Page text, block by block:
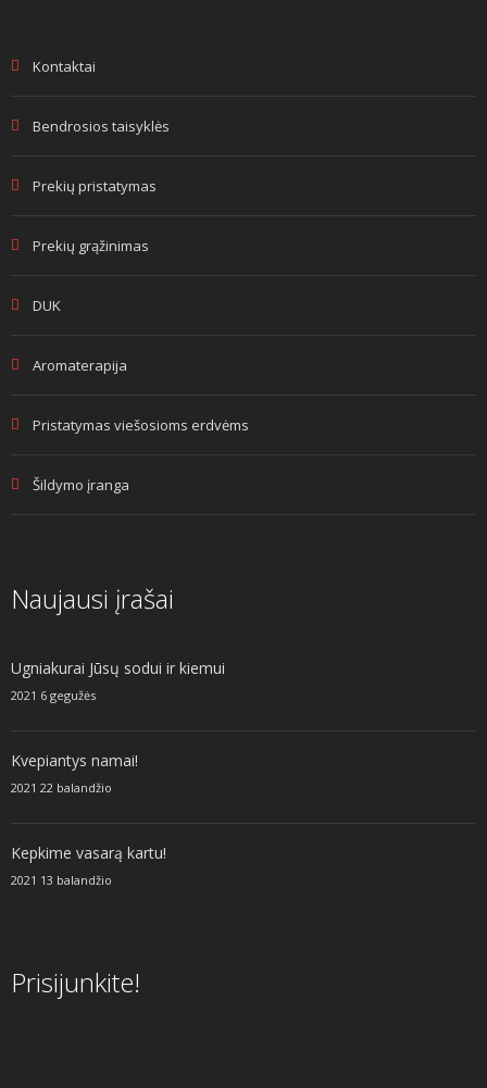
Kontaktai
Bendrosios taisyklės
Prekių pristatymas
Prekių grąžinimas
DUK
Aromaterapija
Pristatymas viešosioms erdvėms
Šildymo įranga
Naujausi įrašai
Ugniakurai Jūsų sodui ir kiemui
2021 6 gegužės
Kvepiantys namai!
2021 22 balandžio
Kepkime vasarą kartu!
2021 13 balandžio
Prisijunkite!